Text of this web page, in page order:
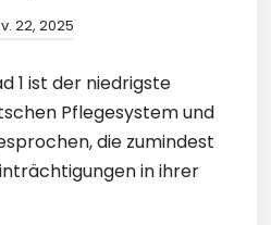
22, 2025
1 ist der niedrigste
Pflegesystem und
die zumindest
in ihrer